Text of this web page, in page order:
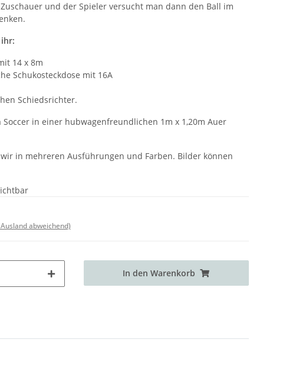
und der Spieler versucht man dann den Ball im
14 x 8m
Schukosteckdose mit 16A
Schiedsrichter.
in einer hubwagenfreundlichen 1m x 1,20m Auer
in mehreren Ausführungen und Farben. Bilder können
abweichend)
In den Warenkorb